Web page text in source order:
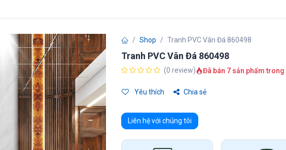
Shop Tranh PVC Vân Đá 860498
Tranh PVC Vân Đá 860498
(0 review) Đã bán 7 sản phẩm trong
Yêu thích Chia sẻ
Liên hệ với chúng tôi